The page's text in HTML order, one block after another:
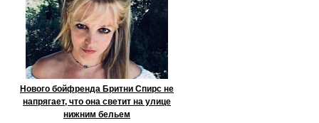
Нового бойфренда Бритни Спирс не
напрягает, что она светит на улице
нижним бельем